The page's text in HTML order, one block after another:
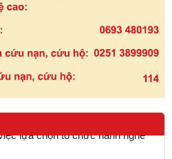
lựa chọn tổ chức hành nghề